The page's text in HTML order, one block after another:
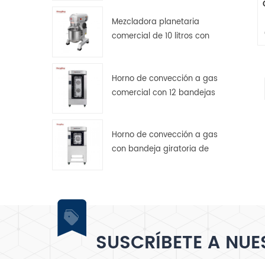
Mezcladora planetaria
comercial de 10 litros con
Horno de convección a gas
comercial con 12 bandejas
Horno de convección a gas
con bandeja giratoria de
SUSCRÍBETE A